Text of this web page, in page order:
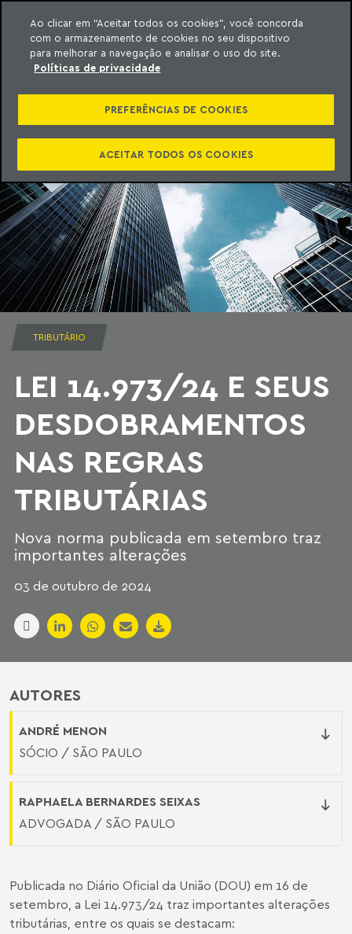
o conteúdo
Machado Meyer
TRIBUTÁRIO
LEI 14.973/24 E SEUS
DESDOBRAMENTOS
NAS REGRAS
TRIBUTÁRIAS
Nova norma publicada em setembro traz
importantes alterações
03 de outubro de 2024
AUTORES
ANDRÉ MENON
SÓCIO / SÃO PAULO
RAPHAELA BERNARDES SEIXAS
ADVOGADA / SÃO PAULO
Publicada no Diário Oficial da União (DOU) em 16 de
setembro, a Lei 14.973/24 traz importantes alterações
tributárias, entre os quais se destacam:
Ao clicar em “Aceitar todos os cookies”, você concorda
com o armazenamento de cookies no seu dispositivo
para melhorar a navegação e analisar o uso do site.
Políticas de privacidade
PREFERÊNCIAS DE COOKIES
ACEITAR TODOS OS COOKIES